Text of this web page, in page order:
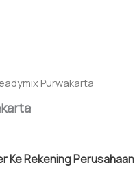
Purwakarta
Ke Rekening Perusahaan